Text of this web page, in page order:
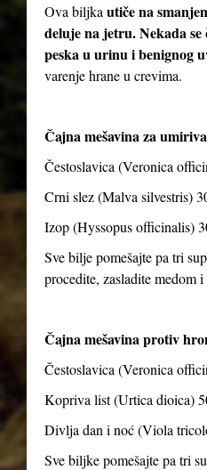
Ova biljka utiče na
deluje na jetru. Nekada
peska u urinu i benignog
varenje hrane u crevima.
Čajna mešavina za
Čestoslavica (Veronica
Crni slez (Malva silvestris)
Izop (Hyssopus officinalis)
Sve bilje pomešajte pa tri
procedite, zasladite medom
Čajna mešavina protiv
Čestoslavica (Veronica
Kopriva list (Urtica dioica)
Divlja dan i noć (Viola
Sve biljke pomešajte pa tri